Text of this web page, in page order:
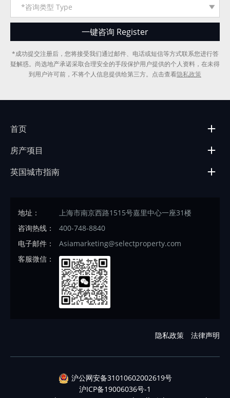
*成功提交注册后，您将接受我们通过邮件、电话或短信等方式联系您进行答
疑解惑。尚选地产承诺采取合理安全的手段保护用户提供的个人资料，在未得
到用户许可前，不将个人信息提供给第三方。点击查看隐私政策
首页
房产项目
英国城市指南
地址：
上海市南京西路1515号嘉里中心一座31楼
咨询热线：
400-748-8840
电子邮件：
Asiamarketing@selectproperty.com
客服微信：
隐私政策 法律声明
沪公网安备31010602002619号
沪ICP备19006036号-1